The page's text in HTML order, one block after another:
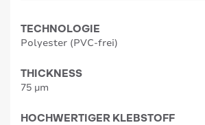
TECHNOLOGIE
Polyester (PVC-frei)
THICKNESS
75 µm
HOCHWERTIGER KLEBSTOFF